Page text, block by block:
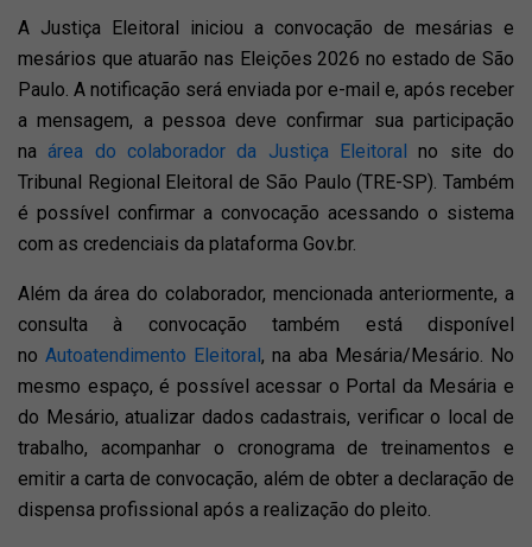
A Justiça Eleitoral iniciou a convocação de mesárias e
mesários que atuarão nas Eleições 2026 no estado de São
Paulo. A notificação será enviada por e-mail e, após receber
a mensagem, a pessoa deve confirmar sua participação
naárea do colaborador da Justiça Eleitoral
no site do
Tribunal Regional Eleitoral de São Paulo (TRE-SP). Também
é possível confirmar a convocação acessando o sistema
com as credenciais da plataforma Gov.br.
Além da área do colaborador, mencionada anteriormente, a
consulta à convocação também está disponível
no Autoatendimento Eleitoral , na aba Mesária/Mesário. No
mesmo espaço, é possível acessar o Portal da Mesária e
do Mesário, atualizar dados cadastrais, verificar o local de
trabalho, acompanhar o cronograma de treinamentos e
emitir a carta de convocação, além de obter a declaração de
dispensa profissional após a realização do pleito.